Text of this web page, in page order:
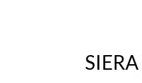
SIERA